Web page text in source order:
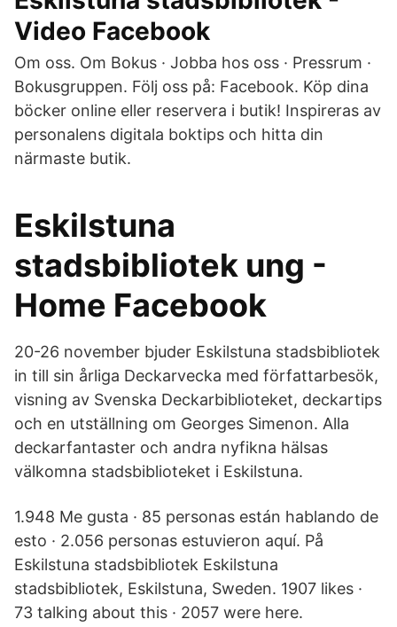
Video Facebook
Om oss. Om Bokus · Jobba hos oss · Pressrum ·
Bokusgruppen. Följ oss på: Facebook. Köp dina
böcker online eller reservera i butik! Inspireras av
personalens digitala boktips och hitta din
närmaste butik.
Eskilstuna
stadsbibliotek ung -
Home Facebook
20-26 november bjuder Eskilstuna stadsbibliotek
in till sin årliga Deckarvecka med författarbesök,
visning av Svenska Deckarbiblioteket, deckartips
och en utställning om Georges Simenon. Alla
deckarfantaster och andra nyfikna hälsas
välkomna stadsbiblioteket i Eskilstuna.
1.948 Me gusta · 85 personas están hablando de
esto · 2.056 personas estuvieron aquí. På
Eskilstuna stadsbibliotek Eskilstuna
stadsbibliotek, Eskilstuna, Sweden. 1907 likes ·
73 talking about this · 2057 were here.